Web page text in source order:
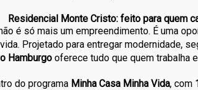
Residencial Monte Cristo: feito para quem
é só mais um empreendimento. É uma
Projetado para entregar modernidade,
Hamburgooferece tudo que quem trabalha
do programa Minha Casa Minha Vida, com